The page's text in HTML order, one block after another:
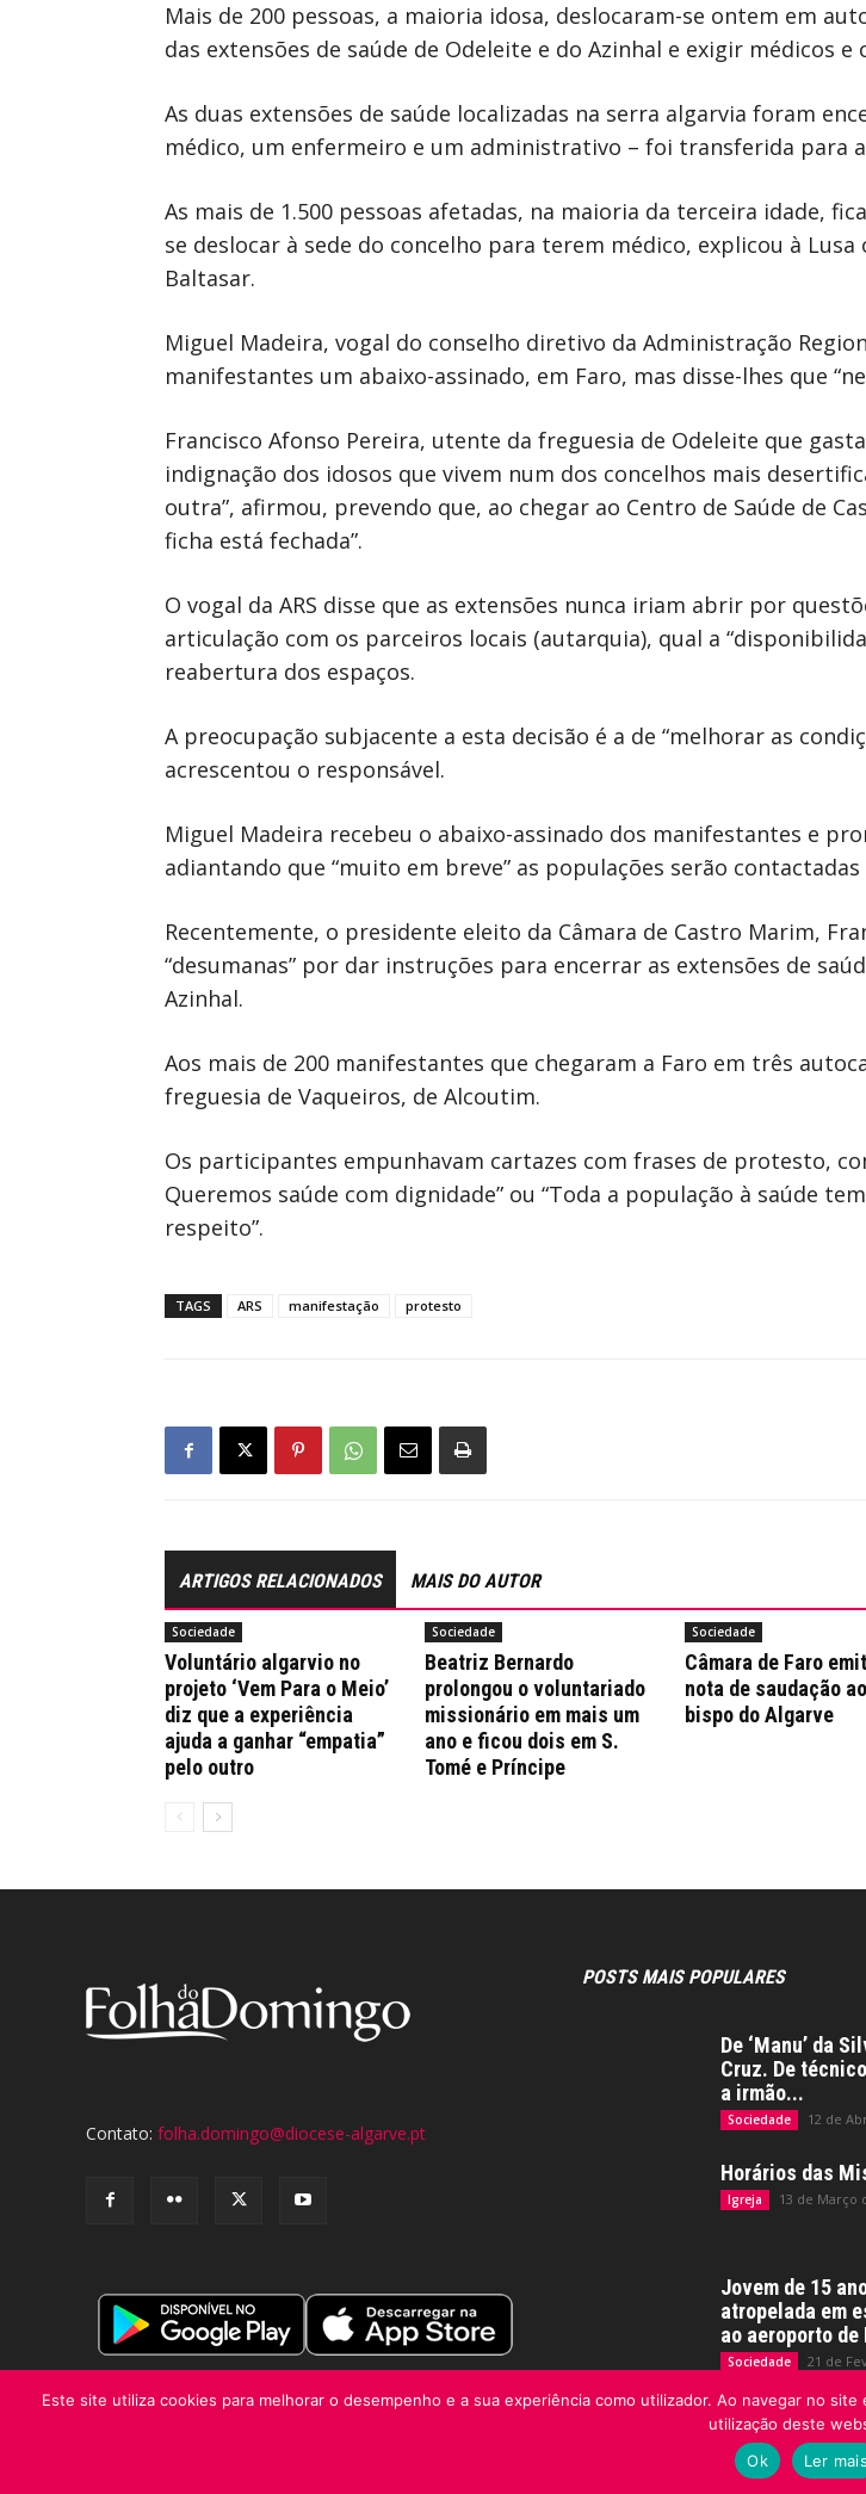
Mais de 200 pessoas, a maioria idosa, deslocaram-se ontem em
das extensões de saúde de Odeleite e do Azinhal e exigir médicos e
As duas extensões de saúde localizadas na serra algarvia foram
médico, um enfermeiro e um administrativo – foi transferida para
As mais de 1.500 pessoas afetadas, na maioria da terceira idade,
se deslocar à sede do concelho para terem médico, explicou à
Baltasar.
Miguel Madeira, vogal do conselho diretivo da Administração
manifestantes um abaixo-assinado, em Faro, mas disse-lhes que
Francisco Afonso Pereira, utente da freguesia de Odeleite que
indignação dos idosos que vivem num dos concelhos mais
outra”, afirmou, prevendo que, ao chegar ao Centro de Saúde de
ficha está fechada”.
O vogal da ARS disse que as extensões nunca iriam abrir por
articulação com os parceiros locais (autarquia), qual a
reabertura dos espaços.
A preocupação subjacente a esta decisão é a de “melhorar as
acrescentou o responsável.
Miguel Madeira recebeu o abaixo-assinado dos manifestantes e
adiantando que “muito em breve” as populações serão
Recentemente, o presidente eleito da Câmara de Castro Marim,
“desumanas” por dar instruções para encerrar as extensões de
Azinhal.
Aos mais de 200 manifestantes que chegaram a Faro em três
freguesia de Vaqueiros, de Alcoutim.
Os participantes empunhavam cartazes com frases de protesto,
Queremos saúde com dignidade” ou “Toda a população à saúde
respeito”.
TAGS ARS manifestação protesto
ARTIGOS RELACIONADOS MAIS DO AUTOR
Sociedade
Voluntário algarvio no
projeto ‘Vem Para o Meio’
diz que a experiência
ajuda a ganhar “empatia”
pelo outro
Sociedade
Beatriz Bernardo
prolongou o voluntariado
missionário em mais um
ano e ficou dois em S.
Tomé e Príncipe
Sociedade
Câmara de Faro
nota de saudação
bispo do Algarve
Contato: folha.domingo@diocese-algarve.pt
POSTS MAIS POPULARES
De ‘Manu’ da
Cruz. De
a irmão...
Sociedade 12 de
Horários das
Igreja 13 de Março
Jovem de 15
atropelada em
ao aeroporto de
Sociedade 21 de
Este site utiliza cookies para melhorar o desempenho e a sua experiência como utilizador. Ao navegar no
utilização deste
Ok
Ler mais